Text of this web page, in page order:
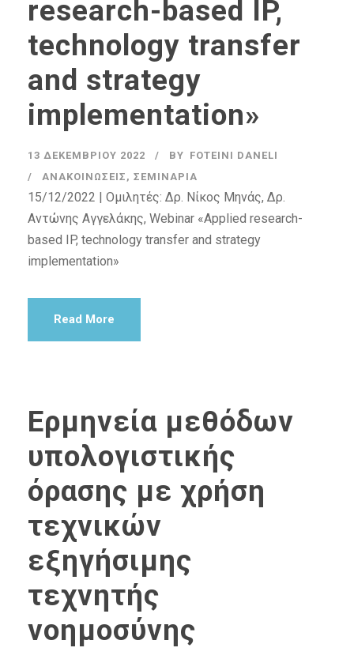
research-based IP,
technology transfer
and strategy
implementation»
13 ΔΕΚΕΜΒΡΊΟΥ 2022 BY FOTEINI DANELI
ΑΝΑΚΟΙΝΏΣΕΙΣ , ΣΕΜΙΝΆΡΙΑ
15/12/2022 | Ομιλητές: Δρ. Νίκος Μηνάς, Δρ.
Αντώνης Αγγελάκης, Webinar «Applied research-
based IP, technology transfer and strategy
implementation»
Read More
Ερμηνεία μεθόδων
υπολογιστικής
όρασης με χρήση
τεχνικών
εξηγήσιμης
τεχνητής
νοημοσύνης